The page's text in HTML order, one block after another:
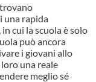
una rapida
cui la scuola è solo
può ancora
i giovani allo
una reale
meglio sé